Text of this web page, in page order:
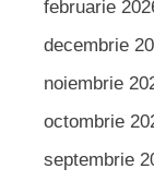
februarie
decembrie
noiembrie
octombrie
septembrie